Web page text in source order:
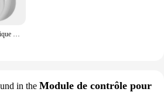
in the Module de contrôle pour